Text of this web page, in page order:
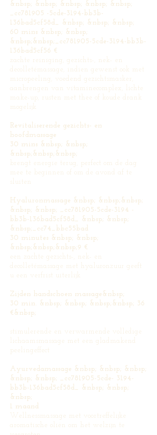
&nbsp; &nbsp; &nbsp; &nbsp; &nbsp;
_cc781905 -5cde-3194-bb3b-
136bad5cf58d_ &nbsp; &nbsp; &nbsp;
60 mins &nbsp; &nbsp;
&nbsp;&nbsp;_cc781905-5cde-3194-bb3b-
136bad5cf56 €
zachte reiniging, gezichts-, nek- en
decolletémassage, indien gewenst ook met
micropeeling, voedend gezichtsmasker,
aanbrengen van vitaminecomplex, lichte
make-up, rusten met thee of koude drank
mogelijk
Revitaliserende gezichts- en
hoofdmassage
30 mins &nbsp; &nbsp;
&nbsp;&nbsp;&nbsp;
brengt energie terug, perfect om de dag
mee te beginnen of om de avond af te
sluiten
Hyaluronmassage &nbsp; &nbsp;&nbsp;
&nbsp; &nbsp; _cc781905-5cde-3194 -
bb3b-136bad5cf58d_ &nbsp; &nbsp;
&nbsp;_cc74_bbc55bad
30 minutes &nbsp; &nbsp;
&nbsp;&nbsp;&nbsp;9 €
een zachte gezichts-, nek- en
decolletémassage met hyaluronzuur geeft
u een verfrist uiterlijk
Zijden handschoen massage&nbsp;
30 min. &nbsp; &nbsp; &nbsp;&nbsp; 36
€&nbsp;
stimulerende en verwarmende volledige
lichaamsmassage met een gladmakend
peelingeffect
Ayurvedamassage &nbsp; &nbsp; &nbsp;
&nbsp; &nbsp; _cc781905-5cde- 3194-
bb3b-136bad5cf58d_ &nbsp; &nbsp;
&nbsp;
1 maand
Wellnessmassage met voortreffelijke
aromatische oliën om het welzijn te